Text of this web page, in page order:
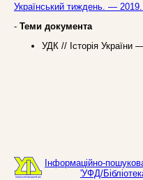
Український тиждень. —
- Теми документа
УДК // Історія України
Інформаційно-
'УФД/